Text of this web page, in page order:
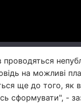
проводяться
на можливі
ще до того, як
сформувати", -